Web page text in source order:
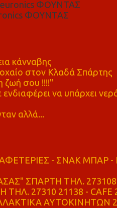
ΦΟΥΝΤΑΣ
ΦΟΥΝΤΑΣ
κάνναβης
στον Κλαδά Σπάρτης
ζωή σου !!!!"
να υπάρχει
αλλά...
- ΣΝΑΚ ΜΠΑΡ -
ΣΠΑΡΤΗ ΤΗΛ.
27310 21138 - CAFE
ΑΥΤΟΚΙΝΗΤΩΝ